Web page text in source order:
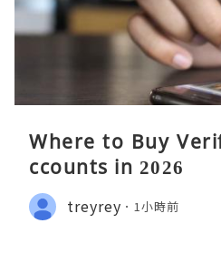
Where to Buy
ccounts in 2026
treyrey 1小時前